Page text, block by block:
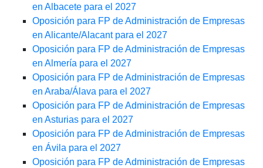
en Albacete para el 2027
Oposición para FP de Administración de Empresas
en Alicante/Alacant para el 2027
Oposición para FP de Administración de Empresas
en Almería para el 2027
Oposición para FP de Administración de Empresas
en Araba/Álava para el 2027
Oposición para FP de Administración de Empresas
en Asturias para el 2027
Oposición para FP de Administración de Empresas
en Ávila para el 2027
Oposición para FP de Administración de Empresas